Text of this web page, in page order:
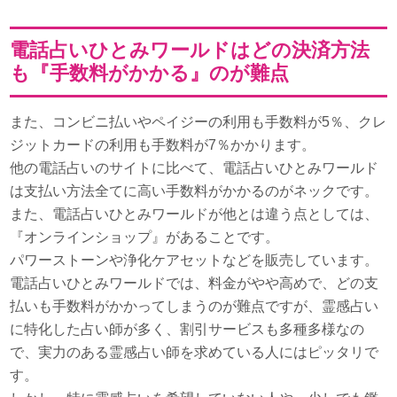
電話占いひとみワールドはどの決済方法
も『手数料がかかる』のが難点
また、コンビニ払いやペイジーの利用も手数料が5％、クレ
ジットカードの利用も手数料が7％かかります。
他の電話占いのサイトに比べて、電話占いひとみワールド
は支払い方法全てに高い手数料がかかるのがネックです。
また、電話占いひとみワールドが他とは違う点としては、
『オンラインショップ』があることです。
パワーストーンや浄化ケアセットなどを販売しています。
電話占いひとみワールドでは、料金がやや高めで、どの支
払いも手数料がかかってしまうのが難点ですが、霊感占い
に特化した占い師が多く、割引サービスも多種多様なの
で、実力のある霊感占い師を求めている人にはピッタリで
す。